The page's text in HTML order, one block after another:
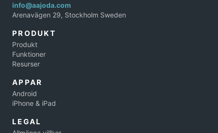
info@aajoda.com
Arenavägen 29, Stockholm Sweden
PRODUKT
Produkt
Funktioner
Resurser
APPAR
Android
iPhone & iPad
LEGAL